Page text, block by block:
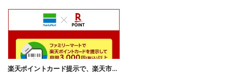
楽天ポイントカード提示で、楽天市場でのお買い物がおトクに!